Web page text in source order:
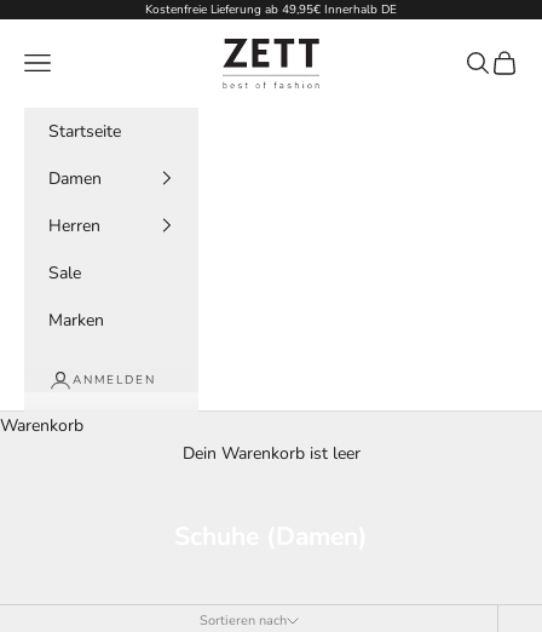
Zum Inhalt springenKostenfreie Lieferung ab 49,95€ Innerhalb DE
zett-mode
Menü Suchen
Startseite
Damen
Herren
Sale
Marken
ANMELDEN
Warenkorb
Dein Warenkorb ist leer
Sortieren nach